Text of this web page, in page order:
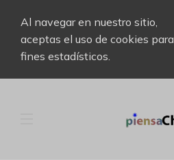
Al navegar en nuestro sitio,
aceptas el uso de cookies para
fines estadísticos.